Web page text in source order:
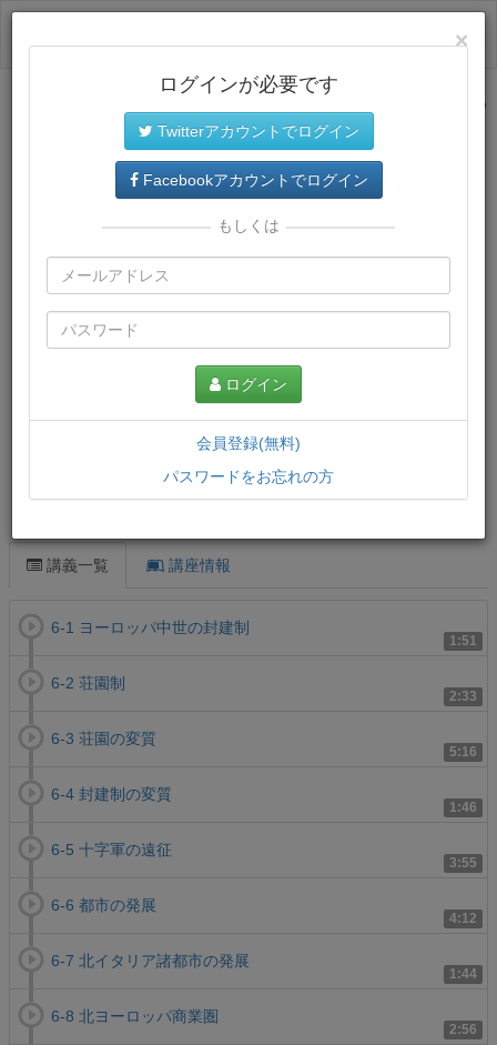
サイトトップに戻る
プレミアム会員では、教材がダウンロードでき、快適な動画
再生環境が提供されます。
講義一覧 講座情報
1:51
6-1 ヨーロッパ中世の封建制
2:33
6-2 荘園制
5:16
6-3 荘園の変質
1:46
6-4 封建制の変質
3:55
6-5 十字軍の遠征
4:12
6-6 都市の発展
1:44
6-7 北イタリア諸都市の発展
2:56
6-8 北ヨーロッパ商業圏
×
ログインが必要です
Twitterアカウントでログイン
Facebookアカウントでログイン
もしくは
ログイン
会員登録(無料)
パスワードをお忘れの方